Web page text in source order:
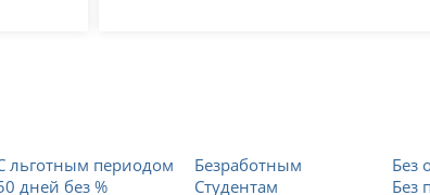
льготным периодом
дней без %
Безработным
Студентам
Без
Без